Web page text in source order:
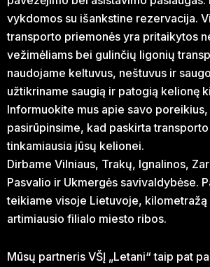
vykdomos su išankstine rezervacija.
transporto priemonės yra pritaikytos
vežimėliams bei gulinčių ligonių
naudojame keltuvus, neštuvus ir
užtikriname saugią ir patogią kelionę
Informuokite mus apie savo
pasirūpinsime, kad paskirta
tinkamiausia jūsų kelionei.
Dirbame Vilniaus, Trakų, Ignalinos,
Pasvalio ir Ukmergės savivaldybėse.
teikiame visoje Lietuvoje, kilometražą
artimiausio filialo miesto ribos.
Mūsų partneris VŠĮ „Letani“ taip pat